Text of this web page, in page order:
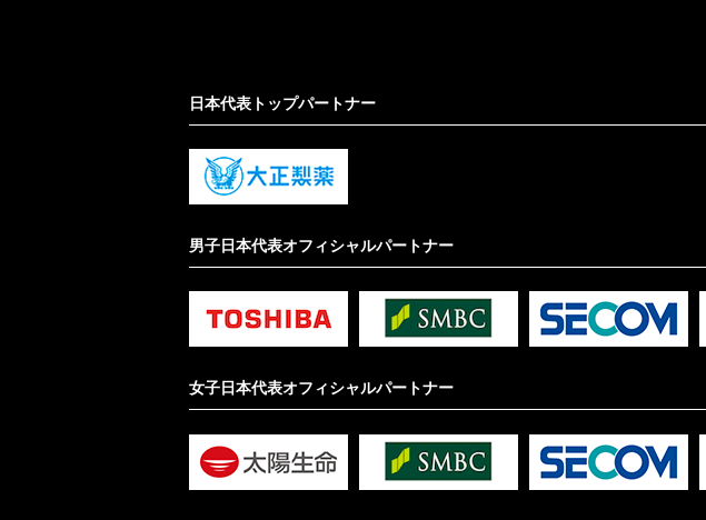
日本代表トップパートナー
男子日本代表オフィシャルパートナー
女子日本代表オフィシャルパートナー